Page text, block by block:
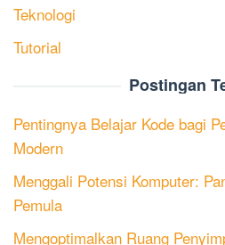
Teknologi
Tutorial
Postingan
Pentingnya Belajar Kode bagi
Modern
Menggali Potensi Komputer:
Pemula
Mengoptimalkan Ruang